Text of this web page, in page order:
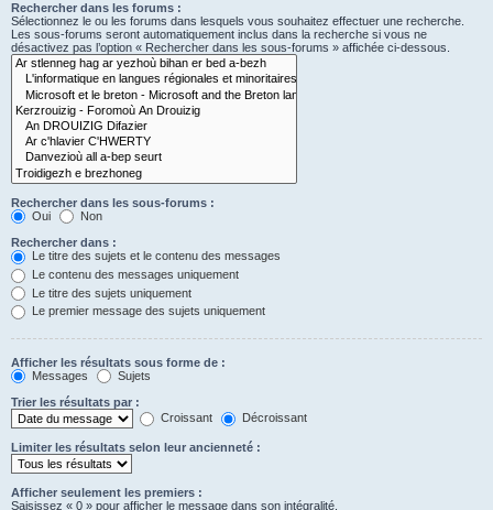
Rechercher dans les forums :
Sélectionnez le ou les forums dans lesquels vous souhaitez effectuer une recherche.
Les sous-forums seront automatiquement inclus dans la recherche si vous ne
désactivez pas l’option « Rechercher dans les sous-forums » affichée ci-dessous.
Rechercher dans les sous-forums :
Oui
Non
Rechercher dans :
Le titre des sujets et le contenu des messages
Le contenu des messages uniquement
Le titre des sujets uniquement
Le premier message des sujets uniquement
Afficher les résultats sous forme de :
Messages
Sujets
Trier les résultats par :
Croissant
Décroissant
Limiter les résultats selon leur ancienneté :
Afficher seulement les premiers :
Saisissez « 0 » pour afficher le message dans son intégralité.